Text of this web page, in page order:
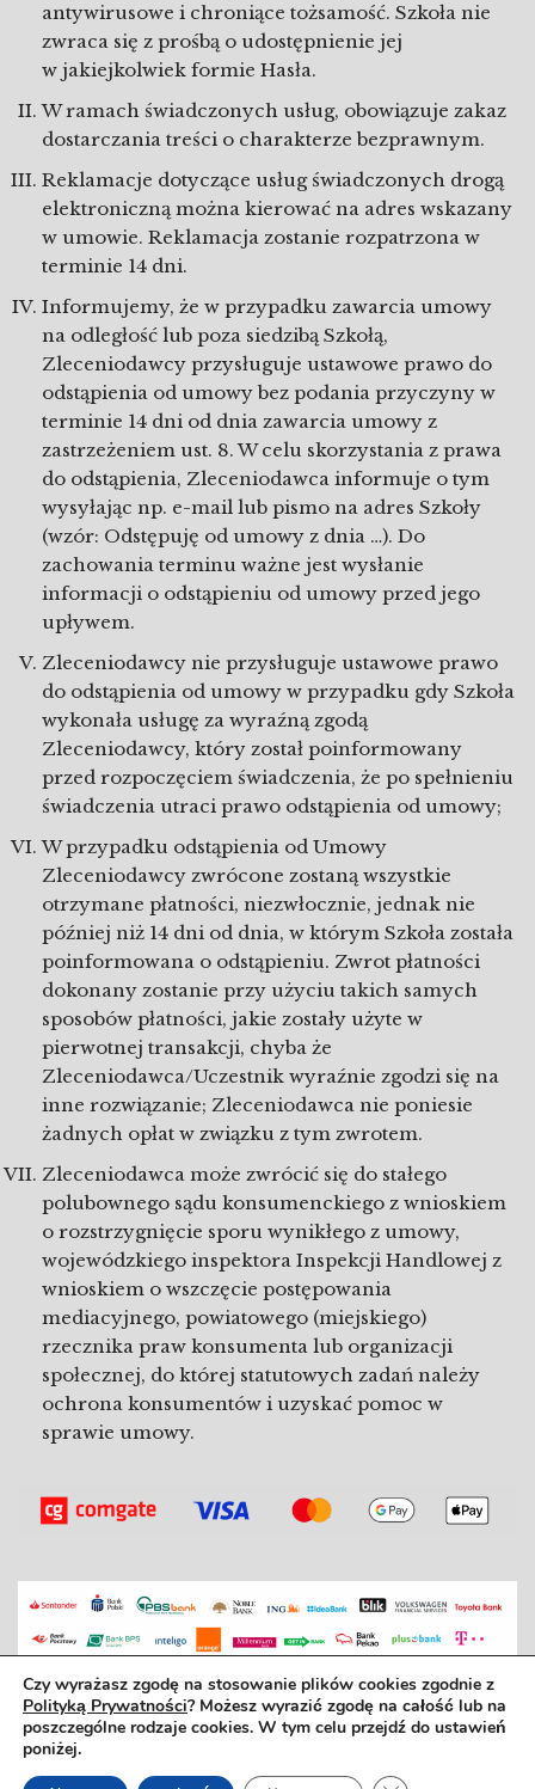
antywirusowe i chroniące tożsamość. Szkoła nie
zwraca się z prośbą o udostępnienie jej
w jakiejkolwiek formie Hasła.
W ramach świadczonych usług, obowiązuje zakaz
dostarczania treści o charakterze bezprawnym.
Reklamacje dotyczące usług świadczonych drogą
elektroniczną można kierować na adres wskazany
w umowie. Reklamacja zostanie rozpatrzona w
terminie 14 dni.
Informujemy, że w przypadku zawarcia umowy
na odległość lub poza siedzibą Szkołą,
Zleceniodawcy przysługuje ustawowe prawo do
odstąpienia od umowy bez podania przyczyny w
terminie 14 dni od dnia zawarcia umowy z
zastrzeżeniem ust. 8. W celu skorzystania z prawa
do odstąpienia, Zleceniodawca informuje o tym
wysyłając np. e-mail lub pismo na adres Szkoły
(wzór: Odstępuję od umowy z dnia …). Do
zachowania terminu ważne jest wysłanie
informacji o odstąpieniu od umowy przed jego
upływem.
Zleceniodawcy nie przysługuje ustawowe prawo
do odstąpienia od umowy w przypadku gdy Szkoła
wykonała usługę za wyraźną zgodą
Zleceniodawcy, który został poinformowany
przed rozpoczęciem świadczenia, że po spełnieniu
świadczenia utraci prawo odstąpienia od umowy;
W przypadku odstąpienia od Umowy
Zleceniodawcy zwrócone zostaną wszystkie
otrzymane płatności, niezwłocznie, jednak nie
później niż 14 dni od dnia, w którym Szkoła została
poinformowana o odstąpieniu. Zwrot płatności
dokonany zostanie przy użyciu takich samych
sposobów płatności, jakie zostały użyte w
pierwotnej transakcji, chyba że
Zleceniodawca/Uczestnik wyraźnie zgodzi się na
inne rozwiązanie; Zleceniodawca nie poniesie
żadnych opłat w związku z tym zwrotem.
Zleceniodawca może zwrócić się do stałego
polubownego sądu konsumenckiego z wnioskiem
o rozstrzygnięcie sporu wynikłego z umowy,
wojewódzkiego inspektora Inspekcji Handlowej z
wnioskiem o wszczęcie postępowania
mediacyjnego, powiatowego (miejskiego)
rzecznika praw konsumenta lub organizacji
społecznej, do której statutowych zadań należy
ochrona konsumentów i uzyskać pomoc w
sprawie umowy.
Bo dobra książka to dobrý den. ©2025
REGULAMIN SZKOŁY
REGULAMIN SKLEPU|REGULAMIN
Czy wyrażasz zgodę na stosowanie plików cookies zgodnie z
Polityką Prywatności? Możesz wyrazić zgodę na całość lub na
poszczególne rodzaje cookies. W tym celu przejdź do ustawień
poniżej.